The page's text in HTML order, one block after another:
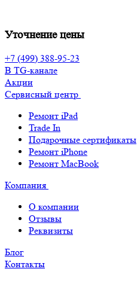
Уточнение цены
+7 (499) 388-95-23
В TG-канале
Акции
Сервисный центр
Ремонт iPad
Trade In
Подарочные сертификаты
Ремонт iPhone
Ремонт MacBook
Компания
О компании
Отзывы
Реквизиты
Блог
Контакты